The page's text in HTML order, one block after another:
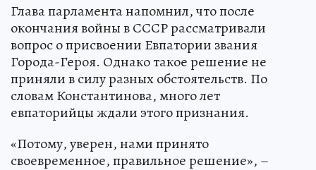
Глава парламента напомнил, что после
окончания войны в СССР рассматривали
вопрос о присвоении Евпатории звания
Города-Героя. Однако такое решение не
приняли в силу разных обстоятельств. По
словам Константинова, много лет
евпаторийцы ждали этого признания.
«Потому, уверен, нами принято
своевременное, правильное решение», –